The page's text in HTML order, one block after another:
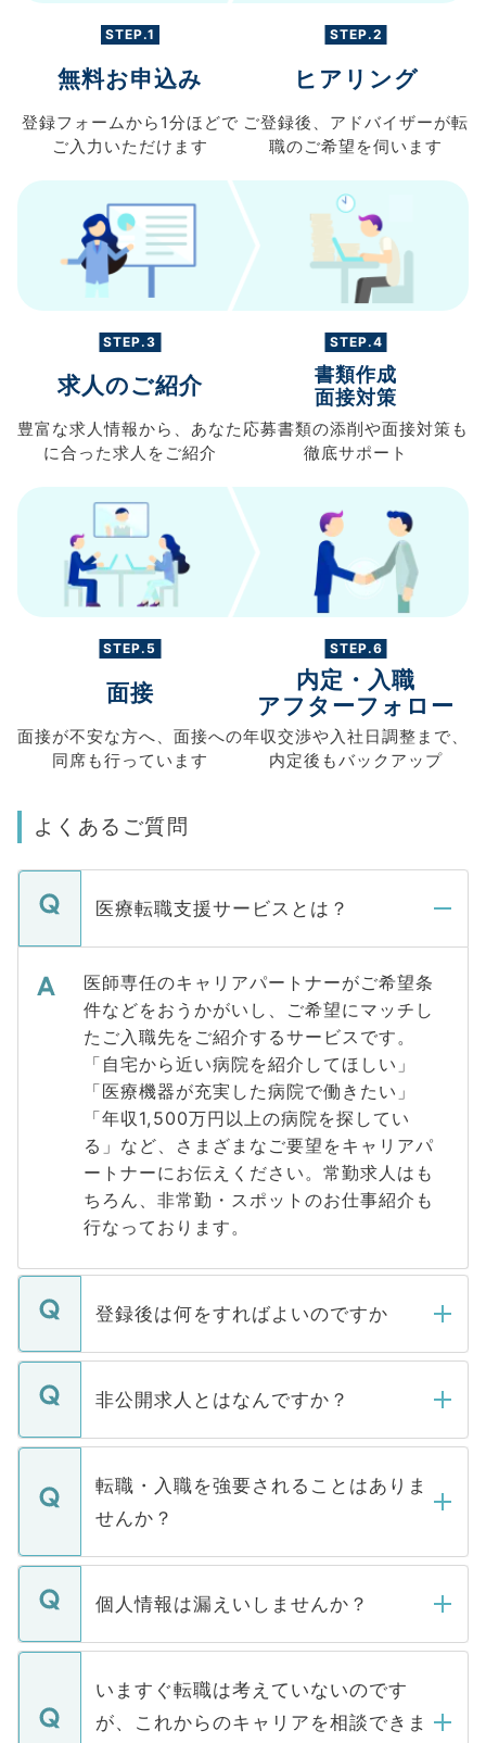
STEP.1
無料お申込み
登録フォームから 1分ほどで
ご入力 いただけます
STEP.2
ヒアリング
ご登録後、 アドバイザーが転
職のご希望を伺います
STEP.3
求人のご紹介
豊富な求人情報から、 あなた
に合った求人を ご紹介
STEP.4
書類作成
面接対策
応募書類の添削や面接対策も
徹底サポート
STEP.5
面接
面接が不安な方へ、 面接への
同席も行っています
STEP.6
内定・入職
アフターフォロー
年収交渉や入社日調整まで、
内定後もバックアップ
よくあるご質問
医療転職支援サービスとは？
医師専任のキャリアパートナーがご希望条
件などをおうかがいし、ご希望にマッチし
たご入職先をご紹介するサービスです。
「自宅から近い病院を紹介してほしい」
「医療機器が充実した病院で働きたい」
「年収1,500万円以上の病院を探してい
る」など、さまざまなご要望をキャリアパ
ートナーにお伝えください。常勤求人はも
ちろん、非常勤・スポットのお仕事紹介も
行なっております。
登録後は何をすればよいのですか
ご登録いただきましたら、弊社担当者がご
登録内容を確認し、その後メールもしくは
ます。通常、5営業日以内にはご連絡をせて
いただきますので、しばらくお待ちくださ
い。
非公開求人とはなんですか？
マイナビDOCTORで取り扱っている求人の
うち約3割は、Webサイトからご覧いただ
けない「非公開求人」です。非公開求人は
下記の理由によって、一般には公開してい
ません。
■応募殺到を避けるため 人気のある医療機
関を公にしてしまうと、応募が殺到する場
に、医療機関が求める条件に合った人材の
みを人材紹介会社に依頼するケースが増え
転職・入職を強要されることはありま
せんか？
転職・入職を強要することは一切ありませ
ん。また、仮に応募先から内定をいただい
定を承諾する必要はありません。内定先へ
の辞退の連絡はキャリアパートナーが行い
ますので、ご安心ください。
個人情報は漏えいしませんか？
個人情報が漏えいすることはありませんの
で、ご安心ください。当サイトからの登録
などで収集したご登録者様の個人情報は、
ご本人のキャリアアップおよび転職活動の
いますぐ転職は考えていないのです
が、これからのキャリアを相談できま